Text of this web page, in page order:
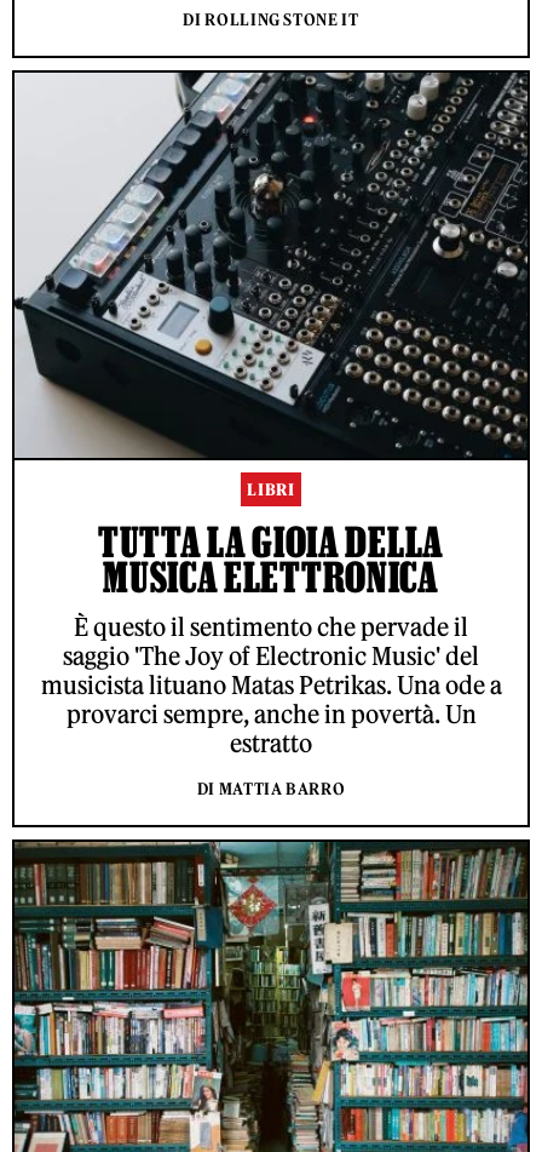
DI ROLLING STONE IT
LIBRI
TUTTA LA GIOIA DELLA
MUSICA ELETTRONICA
È questo il sentimento che pervade il
saggio 'The Joy of Electronic Music' del
musicista lituano Matas Petrikas. Una ode a
provarci sempre, anche in povertà. Un
estratto
DI MATTIA BARRO